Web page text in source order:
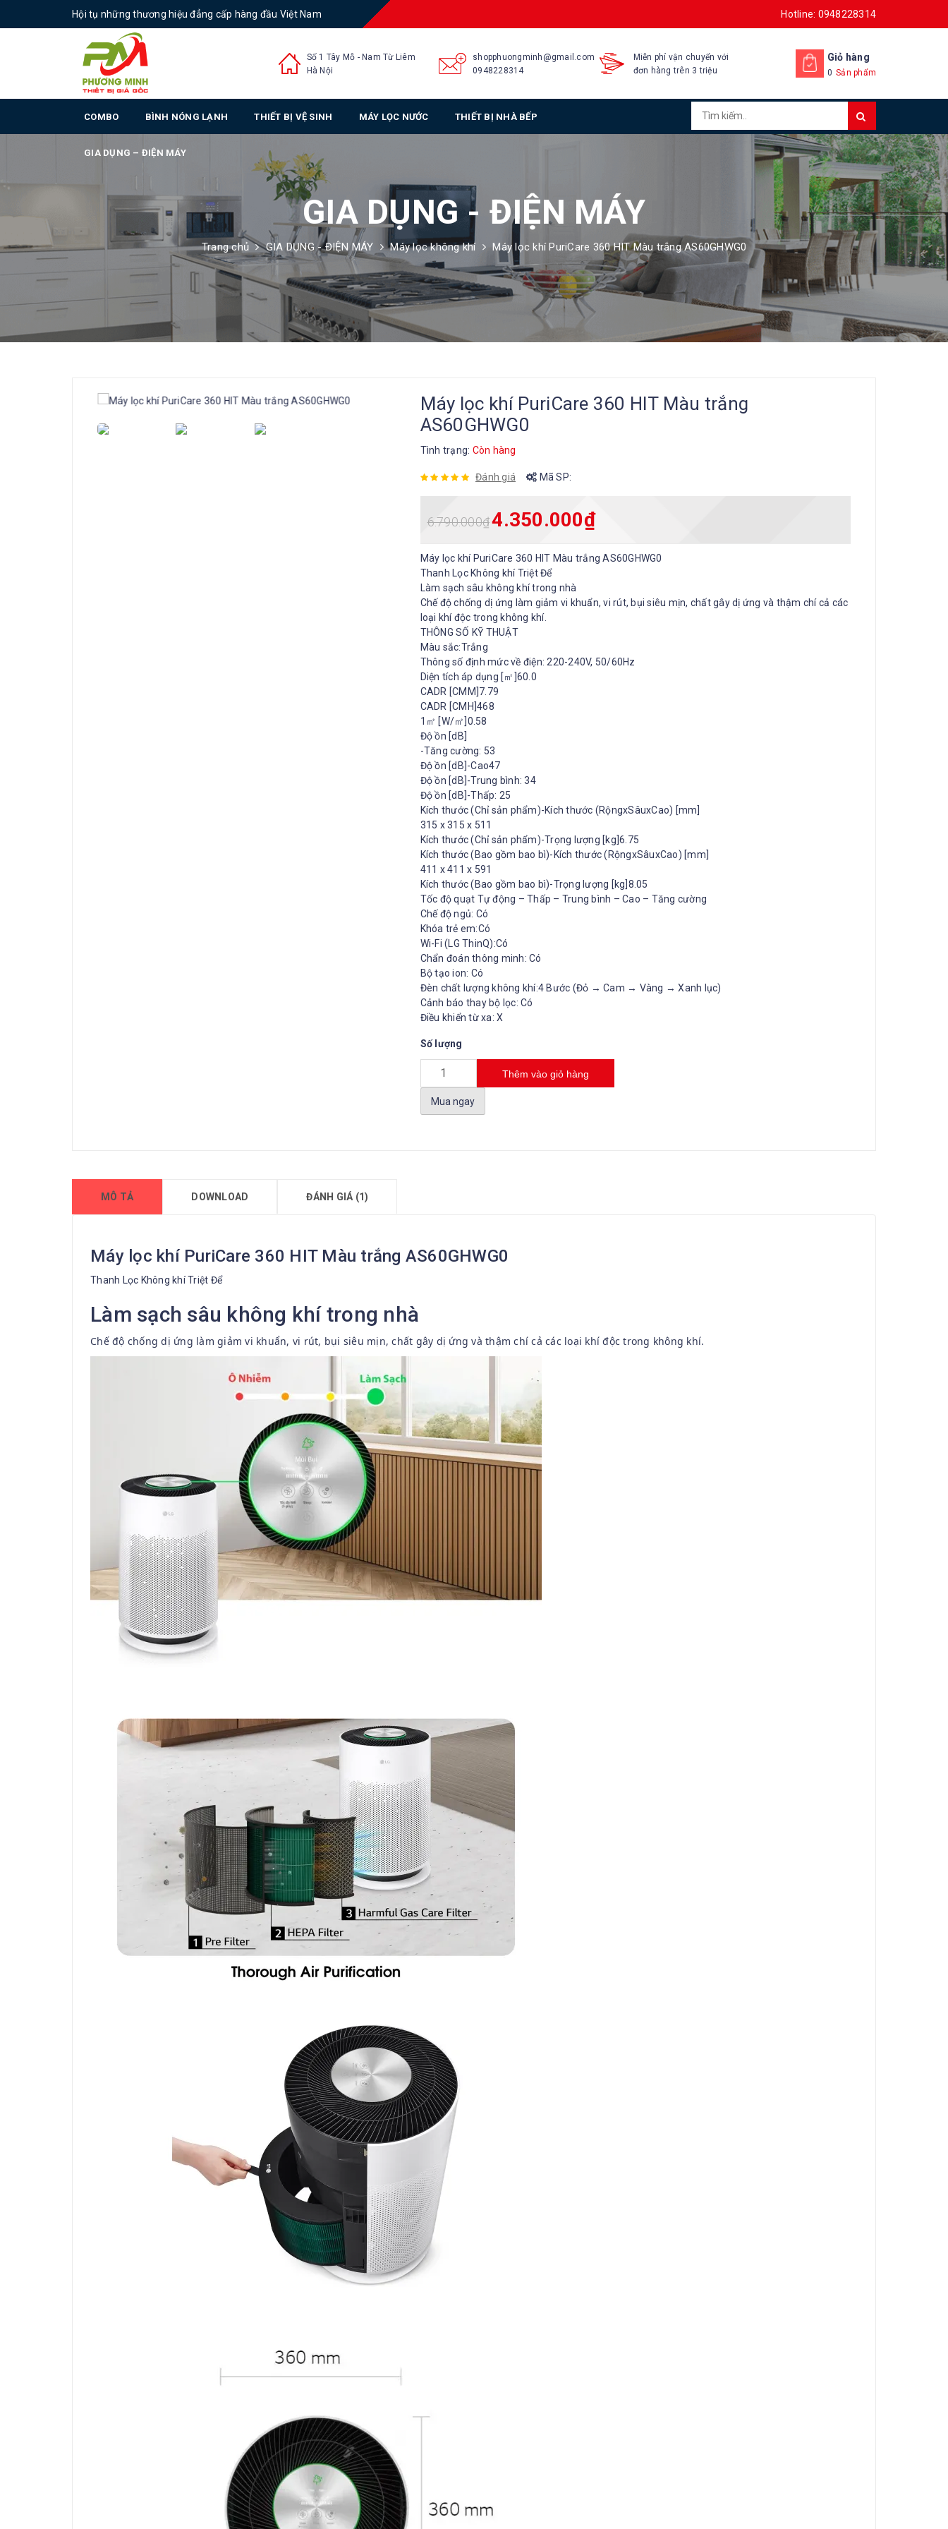
Hội tụ những thương hiệu đẳng cấp hàng đầu Việt Nam Hotline: 0948228314
Số 1 Tây Mỗ - Nam Từ Liêm
Hà Nội
shopphuongminh@gmail.com
0948228314
Miễn phí vận chuyển với
đơn hàng trên 3 triệu
Giỏ hàng
0 Sản phẩm
COMBO BÌNH NÓNG LẠNH THIẾT BỊ VỆ SINH MÁY LỌC NƯỚC THIẾT BỊ NHÀ BẾP
GIA DỤNG – ĐIỆN MÁY
GIA DỤNG - ĐIỆN MÁY
Trang chủ GIA DỤNG - ĐIỆN MÁY Máy lọc không khí Máy lọc khí PuriCare 360 HIT Màu trắng AS60GHWG0
Máy lọc khí PuriCare 360 HIT Màu trắng
AS60GHWG0
Tình trạng: Còn hàng
Đánh giá Mã SP:
6.790.000₫4.350.000₫
Máy lọc khí PuriCare 360 HIT Màu trắng AS60GHWG0
Thanh Lọc Không khí Triệt Để
Làm sạch sâu không khí trong nhà
Chế độ chống dị ứng làm giảm vi khuẩn, vi rút, bụi siêu mịn, chất gây dị ứng và thậm chí cả các
loại khí độc trong không khí.
THÔNG SỐ KỸ THUẬT
Màu sắc:Trắng
Thông số định mức về điện: 220-240V, 50/60Hz
Diện tích áp dụng [㎡]60.0
CADR [CMM]7.79
CADR [CMH]468
1㎡ [W/㎡]0.58
Độ ồn [dB]
-Tăng cường: 53
Độ ồn [dB]-Cao47
Độ ồn [dB]-Trung bình: 34
Độ ồn [dB]-Thấp: 25
Kích thước (Chỉ sản phẩm)-Kích thước (RộngxSâuxCao) [mm]
315 x 315 x 511
Kích thước (Chỉ sản phẩm)-Trọng lượng [kg]6.75
Kích thước (Bao gồm bao bì)-Kích thước (RộngxSâuxCao) [mm]
411 x 411 x 591
Kích thước (Bao gồm bao bì)-Trọng lượng [kg]8.05
Tốc độ quạt Tự động – Thấp – Trung bình – Cao – Tăng cường
Chế độ ngủ: Có
Khóa trẻ em:Có
Wi-Fi (LG ThinQ):Có
Chẩn đoán thông minh: Có
Bộ tạo ion: Có
Đèn chất lượng không khí:4 Bước (Đỏ → Cam → Vàng → Xanh lục)
Cảnh báo thay bộ lọc: Có
Điều khiển từ xa: X
Số lượng
Thêm vào giỏ hàng
Mua ngay
MÔ TẢ DOWNLOAD ĐÁNH GIÁ (1)
Máy lọc khí PuriCare 360 HIT Màu trắng AS60GHWG0
Thanh Lọc Không khí Triệt Để
Làm sạch sâu không khí trong nhà
Chế độ chống dị ứng làm giảm vi khuẩn, vi rút, bụi siêu mịn, chất gây dị ứng và thậm chí cả các loại khí độc trong không khí.